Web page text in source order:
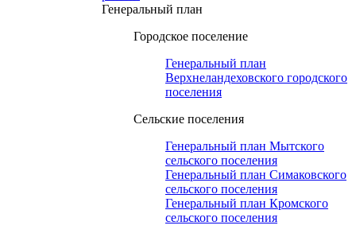
Генеральный план
Городское поселение
Генеральный план
Верхнеландеховского городского
поселения
Сельские поселения
Генеральный план Мытского
сельского поселения
Генеральный план Симаковского
сельского поселения
Генеральный план Кромского
сельского поселения